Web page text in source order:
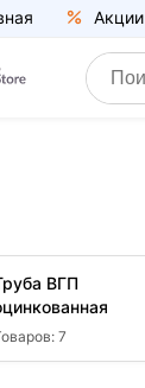
Акции
ВГП
7